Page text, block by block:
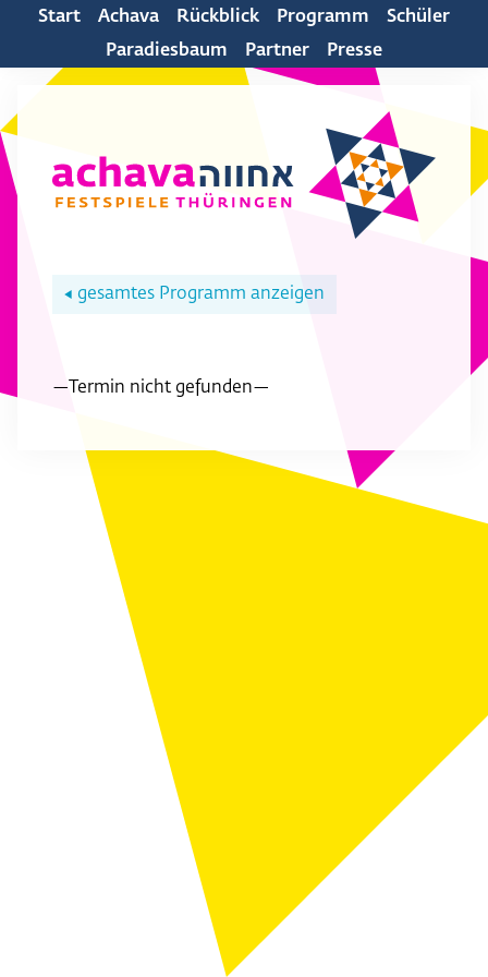
Start Achava Rückblick Programm
Schüler
Paradiesbaum
Partner Presse
◀ gesamtes Programm anzeigen
—Termin nicht gefunden—